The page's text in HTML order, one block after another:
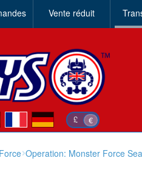
Vente réduit
£ €
de
Operation: Monster Force